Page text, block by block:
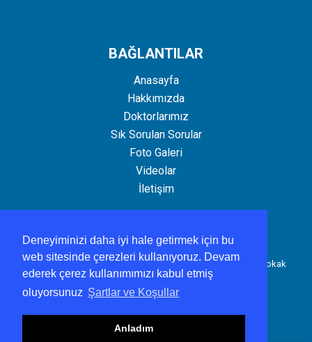
Deneyiminizi daha iyi hale getirmek için bu
web sitesinde çerezleri kullanıyoruz. Devam
ederek çerez kullanımımızı kabul etmiş
oluyorsunuz Şartlar ve Koşullar
Anladım
BAĞLANTILAR
Anasayfa
Hakkımızda
Doktorlarımız
Sık Sorulan Sorular
Foto Galeri
Videolar
İletişim
İLETİŞİM
Şenyuva Aile Sağlığı Merkezi Şenyuva Mahallesi Aksöğüt Sokak
No:4Keçiören/ ANKARA
0312 504 06 36